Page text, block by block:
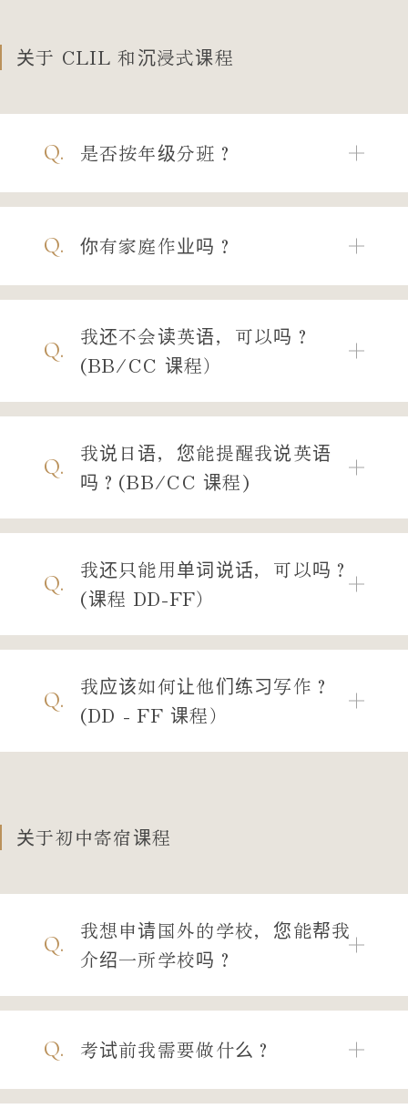
关于 CLIL 和沉浸式课程
Q. 是否按年级分班？
Q. 你有家庭作业吗？
Q.
我还不会读英语，可以吗？
(BB/CC 课程）
Q.
我说日语，您能提醒我说英语
吗？(BB/CC 课程)
Q.
我还只能用单词说话，可以吗？
(课程 DD-FF）
Q.
我应该如何让他们练习写作？
(DD - FF 课程）
关于初中寄宿课程
Q.
我想申请国外的学校，您能帮我
介绍一所学校吗？
Q. 考试前我需要做什么？